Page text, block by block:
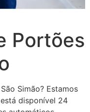
Portões
Simão? Estamos
disponível 24